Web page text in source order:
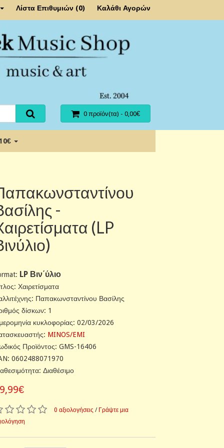
Λίστα Επιθυμιών (0) Καλάθι Αγορών
0 προϊόν(τα) - 0,00€
-
(LP
LP Βιν΄ύλιο
Χαιρετίσματα
Παπακωνσταντίνου Βασίλης
δίσκων: 1
κυκλοφορίας: 02/03/2026
MINOS/EMI
Προϊόντος: GMS-16406
0602488071970
Διαθέσιμο
0 αξιολογήσεις / Γράψτε μια